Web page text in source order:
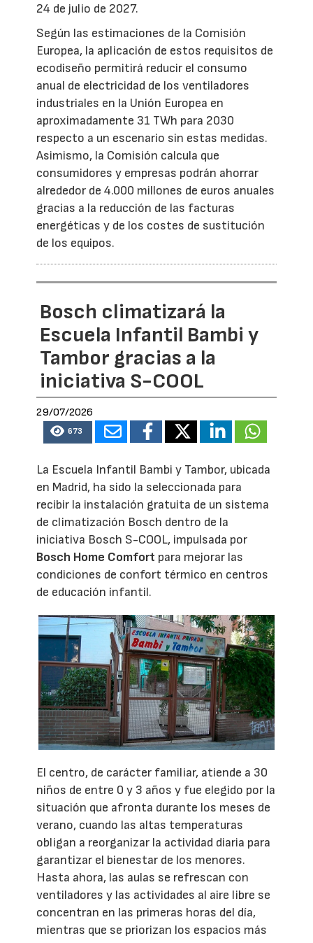
24 de julio de 2027.
Según las estimaciones de la Comisión
Europea, la aplicación de estos requisitos de
ecodiseño permitirá reducir el consumo
anual de electricidad de los ventiladores
industriales en la Unión Europea en
aproximadamente 31 TWh para 2030
respecto a un escenario sin estas medidas.
Asimismo, la Comisión calcula que
consumidores y empresas podrán ahorrar
alrededor de 4.000 millones de euros anuales
gracias a la reducción de las facturas
energéticas y de los costes de sustitución
de los equipos.
Bosch climatizará la
Escuela Infantil Bambi y
Tambor gracias a la
iniciativa S-COOL
29/07/2026
673
La Escuela Infantil Bambi y Tambor, ubicada
en Madrid, ha sido la seleccionada para
recibir la instalación gratuita de un sistema
de climatización Bosch dentro de la
iniciativa Bosch S-COOL, impulsada por
Bosch Home Comfort para mejorar las
condiciones de confort térmico en centros
de educación infantil.
El centro, de carácter familiar, atiende a 30
niños de entre 0 y 3 años y fue elegido por la
situación que afronta durante los meses de
verano, cuando las altas temperaturas
obligan a reorganizar la actividad diaria para
garantizar el bienestar de los menores.
Hasta ahora, las aulas se refrescan con
ventiladores y las actividades al aire libre se
concentran en las primeras horas del día,
mientras que se priorizan los espacios más